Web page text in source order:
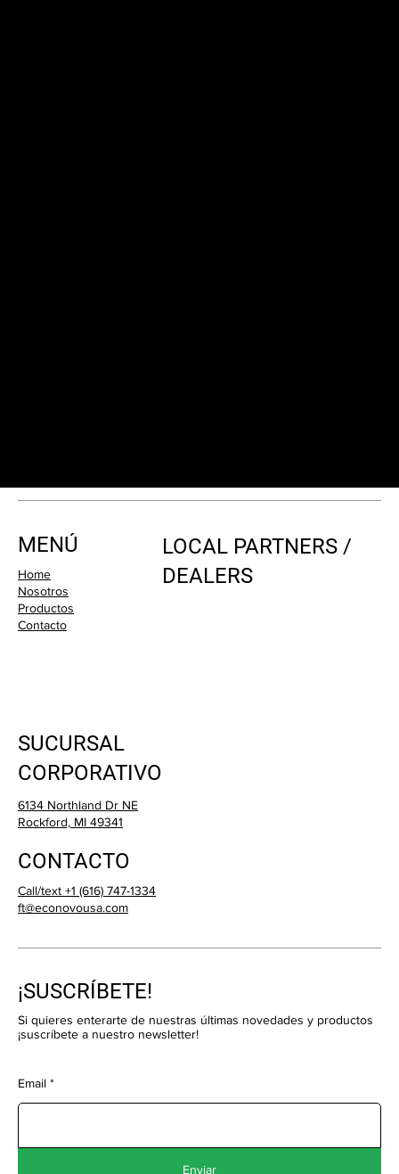
MENÚ
Home
Nosotros
Productos
Contacto
SUCURSAL
CORPORATIVO
6134 Northland Dr NE
Rockford, MI 49341
CONTACTO
Call/text +1 (616) 747-1334
ft@econovousa.com
LOCAL PARTNERS /
DEALERS
¡SUSCRÍBETE!
Si quieres enterarte de nuestras últimas novedades y productos
¡suscríbete a nuestro newsletter!
Email
Enviar